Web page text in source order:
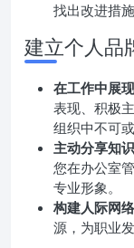
找出改进措
建立个人品
在工作中展
表现、积极
组织中不可
主动分享知
您在办公室
专业形象。
构建人际网
源，为职业